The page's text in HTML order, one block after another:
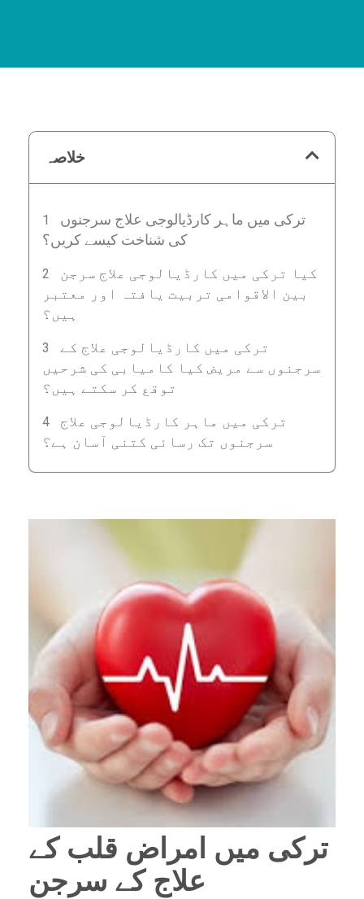
خلاصہ
ترکی میں ماہر کارڈیالوجی علاج سرجنوں
کی شناخت کیسے کریں؟
کیا ترکی میں کارڈیالوجی علاج سرجن
بین الاقوامی تربیت یافتہ اور معتبر
ہیں؟
ترکی میں کارڈیالوجی علاج کے
سرجنوں سے مریض کیا کامیابی کی شرحیں
توقع کر سکتے ہیں؟
ترکی میں ماہر کارڈیالوجی علاج
سرجنوں تک رسائی کتنی آسان ہے؟
ترکی میں امراض قلب کے
علاج کے سرجن